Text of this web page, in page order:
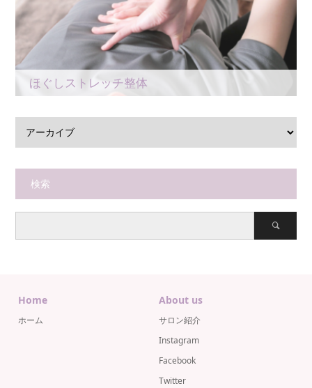
ほぐしストレッチ整体
検索
Home
ホーム
About us
サロン紹介
Instagram
Facebook
Twitter